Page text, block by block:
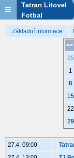
Tatran Litovel
Fotbal
Základní informace
<<
25
1
8
15
22
29
27.4. 09:00